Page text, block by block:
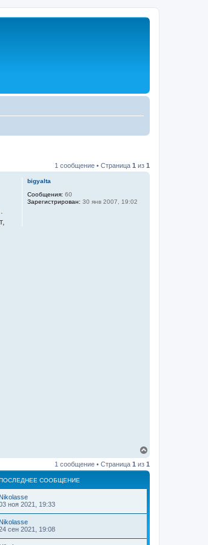
1 сообщение • Страница 1 из 1
bigyalta
Сообщения: 60
Зарегистрирован: 30 янв 2007, 19:02
р
н
1 сообщение • Страница 1 из 1
СООБЩЕНИЕ
Nikolasse
ноя 2021, 19:33
Nikolasse
сен 2021, 19:08